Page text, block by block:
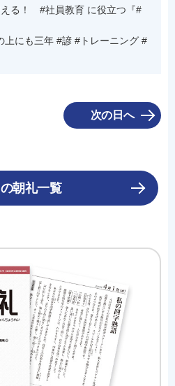
る！ #社員教育 に役立つ『#
上にも三年 #諺 #トレーニング #
次の日へ
朝礼一覧